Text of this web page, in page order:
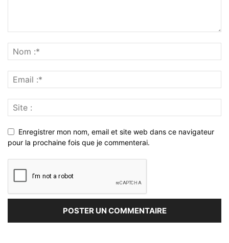
Enregistrer mon nom, email et site web dans ce navigateur
pour la prochaine fois que je commenterai.